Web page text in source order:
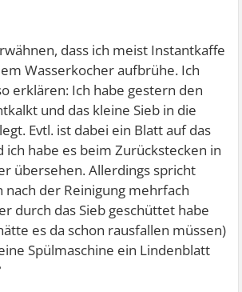
dass ich meist Instantkaffe
Wasserkocher aufbrühe. Ich
erklären: Ich habe gestern den
und das kleine Sieb in die
Evtl. ist dabei ein Blatt auf das
ich habe es beim Zurückstecken in
übersehen. Allerdings spricht
nach der Reinigung mehrfach
durch das Sieb geschüttet habe
es da schon rausfallen müssen)
Spülmaschine ein Lindenblatt